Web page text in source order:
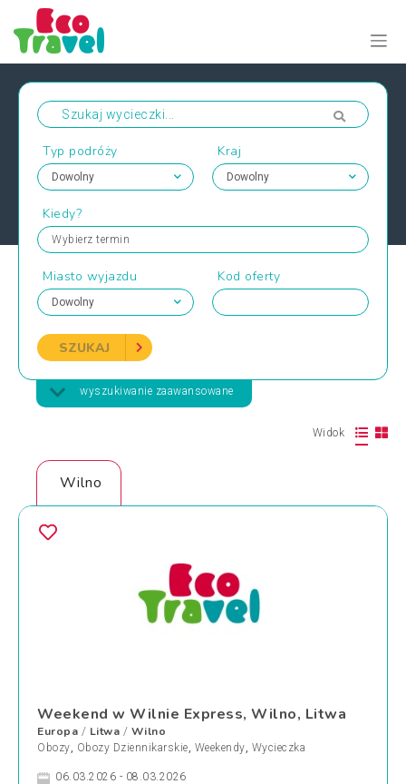
Typ podróży Kraj
Kiedy?
Wybierz termin
Miasto wyjazdu Kod oferty
SZUKAJ
wyszukiwanie zaawansowane
Widok
Wilno
Weekend w Wilnie Express, Wilno, Litwa
Europa / Litwa / Wilno
Obozy, Obozy Dziennikarskie, Weekendy, Wycieczka
06.03.2026 - 08.03.2026